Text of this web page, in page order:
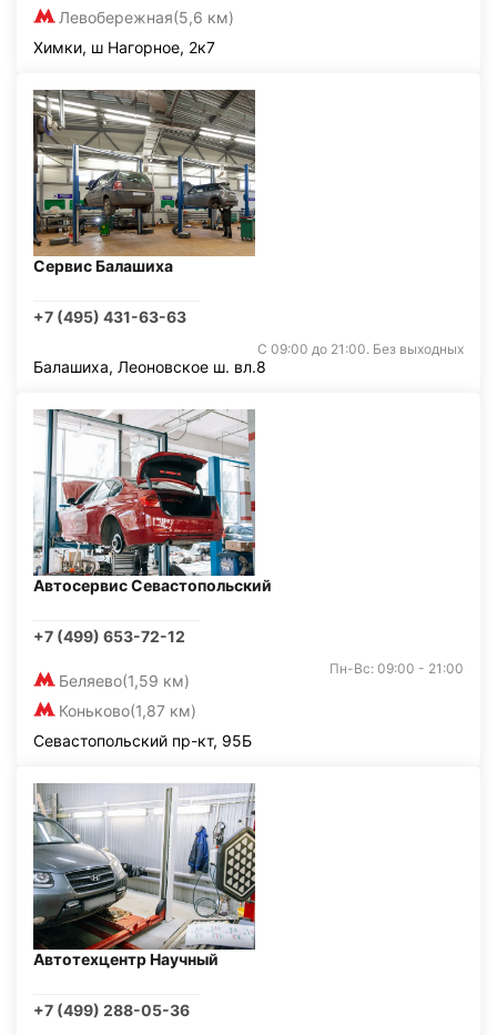
Левобережная(5,6 км)
Химки, ш Нагорное, 2к7
Сервис Балашиха
+7 (495) 431-63-63
С 09:00 до 21:00. Без выходных
Балашиха, Леоновское ш. вл.8
Автосервис Севастопольский
+7 (499) 653-72-12
Беляево(1,59 км)
Коньково(1,87 км)
Пн-Вс: 09:00 - 21:00
Севастопольский пр-кт, 95Б
Автотехцентр Научный
+7 (499) 288-05-36